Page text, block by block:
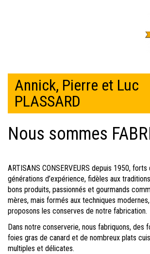
Annick, Pierre et Luc
PLASSARD
Nous sommes
ARTISANS CONSERVEURS depuis 1950,
générations d’expérience, fidèles aux
bons produits, passionnés et gourmands
mères, mais formés aux techniques
proposons les conserves de notre fabrication.
Dans notre conserverie, nous fabriquons, des
foies gras de canard et de nombreux plats
multiples et délicates.